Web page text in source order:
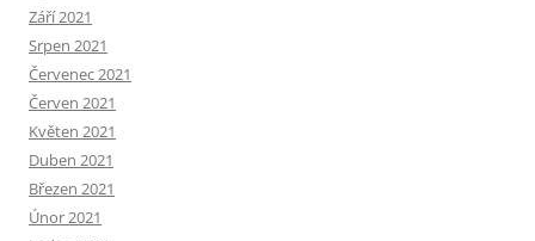
Září 2021
Srpen 2021
Červenec 2021
Červen 2021
Květen 2021
Duben 2021
Březen 2021
Únor 2021